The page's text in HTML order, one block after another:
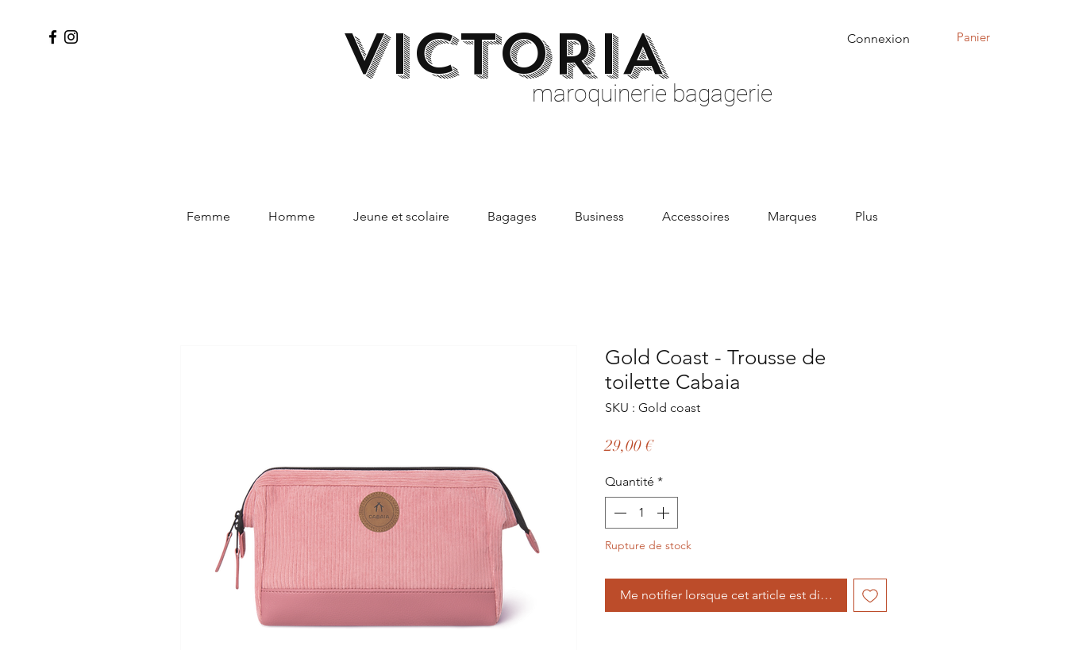
Panier
Connexion
VICTORIA
maroquinerie bagagerie
Femme Homme Jeune et scolaire Bagages Business Accessoires Marques Plus
Gold Coast - Trousse de
toilette Cabaia
SKU : Gold coast
29,00 €Prix
Quantité *
Rupture de stock
Me notifier lorsque cet article est disponible